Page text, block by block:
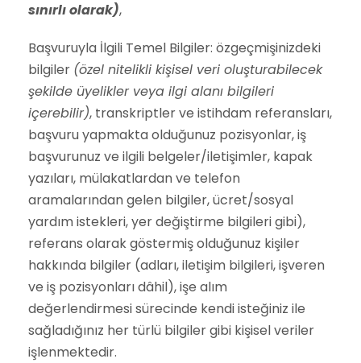
sınırlı olarak),
Başvuruyla İlgili Temel Bilgiler: özgeçmişinizdeki
bilgiler (özel nitelikli kişisel veri oluşturabilecek
şekilde üyelikler veya ilgi alanı bilgileri
içerebilir), transkriptler ve istihdam referansları,
başvuru yapmakta olduğunuz pozisyonlar, iş
başvurunuz ve ilgili belgeler/iletişimler, kapak
yazıları, mülakatlardan ve telefon
aramalarından gelen bilgiler, ücret/sosyal
yardım istekleri, yer değiştirme bilgileri gibi),
referans olarak göstermiş olduğunuz kişiler
hakkında bilgiler (adları, iletişim bilgileri, işveren
ve iş pozisyonları dâhil), işe alım
değerlendirmesi sürecinde kendi isteğiniz ile
sağladığınız her türlü bilgiler gibi kişisel veriler
işlenmektedir.